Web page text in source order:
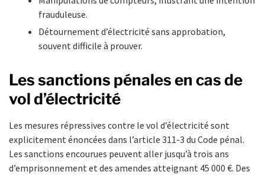
frauduleuse.
Détournement d’électricité sans approbation,
souvent difficile à prouver.
Les sanctions pénales en cas de
vol d’électricité
Les mesures répressives contre le vol d’électricité sont
explicitement énoncées dans l’article 311-3 du Code pénal.
Les sanctions encourues peuvent aller jusqu’à trois ans
d’emprisonnement et des amendes atteignant 45 000 €. Des